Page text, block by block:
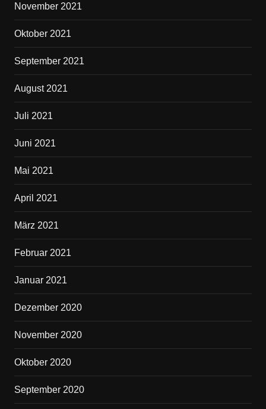
November 2021
Oktober 2021
September 2021
August 2021
Juli 2021
Juni 2021
Mai 2021
April 2021
März 2021
Februar 2021
Januar 2021
Dezember 2020
November 2020
Oktober 2020
September 2020